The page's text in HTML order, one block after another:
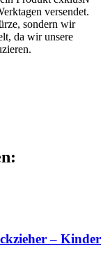
versendet.
sondern wir
da wir unsere
– Kinder